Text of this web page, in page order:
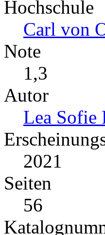
Hochschule
Carl von
Note
1,3
Autor
Lea
2021
Seiten
56